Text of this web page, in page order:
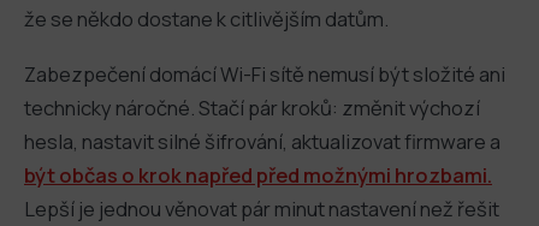
že se někdo dostane k citlivějším datům.
Zabezpečení domácí Wi-Fi sítě nemusí být složité ani
technicky náročné. Stačí pár kroků: změnit výchozí
hesla, nastavit silné šifrování, aktualizovat firmware a
být občas o krok napřed před možnými hrozbami.
Lepší je jednou věnovat pár minut nastavení než řešit